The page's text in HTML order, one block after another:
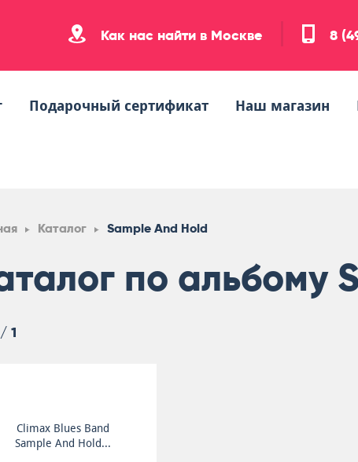
Как нас найти в Москве 8
Подарочный сертификат Наш магазин
Каталог Sample And Hold
по альбому
1
Climax Blues Band
Sample And Hold...